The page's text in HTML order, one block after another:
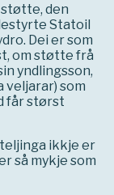
den
Statoil
Dei er som
om støtte frå
yndlingsson,
som
får størst
ikkje er
så mykje som